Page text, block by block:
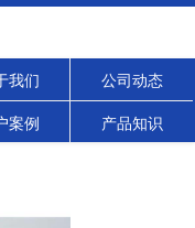
我们 公司动态
案例 产品知识